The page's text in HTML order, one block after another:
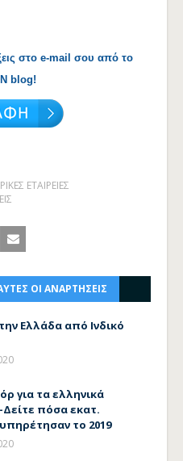
στο e-mail σου από το
blog!
ΕΤΑΙΡΕΙΕΣ
ΟΙ ΑΝΑΡΤΗΣΕΙΣ
Ελλάδα από Ινδικό
για τα ελληνικά
πόσα εκατ.
το 2019